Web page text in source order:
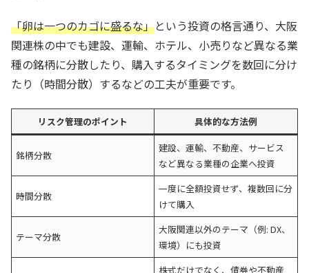
「卵は一つのカゴに盛るな」という投資の格言通り、大阪
関連株の中でも建設、運輸、ホテル、小売りなど異なる業
種の銘柄に分散したり、購入するタイミングを数回に分け
たり（時間分散）するなどの工夫が重要です。
リスク管理のポイント 具体的な方法例
銘柄分散
建設、運輸、不動産、サービス
など異なる業種の企業へ投資
時間分散
一度に全額投資せず、複数回に分
けて購入
テーマ分散
大阪関連以外のテーマ（例: DX、
環境）にも投資
株式だけでなく、債券や不動産